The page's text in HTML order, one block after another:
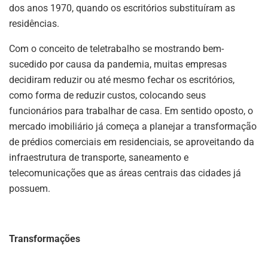
dos anos 1970, quando os escritórios substituíram as
residências.
Com o conceito de teletrabalho se mostrando bem-
sucedido por causa da pandemia, muitas empresas
decidiram reduzir ou até mesmo fechar os escritórios,
como forma de reduzir custos, colocando seus
funcionários para trabalhar de casa. Em sentido oposto, o
mercado imobiliário já começa a planejar a transformação
de prédios comerciais em residenciais, se aproveitando da
infraestrutura de transporte, saneamento e
telecomunicações que as áreas centrais das cidades já
possuem.
Transformações